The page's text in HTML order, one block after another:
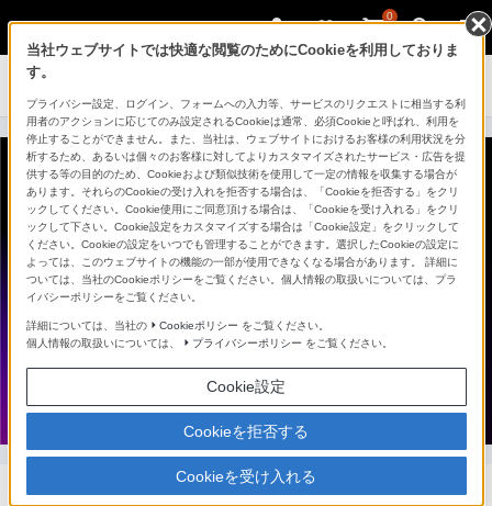
0
ゲーミングギア INZONE™（インゾーン）
当社ウェブサイトでは快適な閲覧のためにCookieを利用しておりま
す。
プライバシー設定、ログイン、フォームへの入力等、サービスのリクエストに相当する利
用者のアクションに応じてのみ設定されるCookieは通常、必須Cookieと呼ばれ、利用を
停止することができません。また、当社は、ウェブサイトにおけるお客様の利用状況を分
析するため、あるいは個々のお客様に対してよりカスタマイズされたサービス・広告を提
供する等の目的のため、Cookieおよび類似技術を使用して一定の情報を収集する場合が
あります。それらのCookieの受け入れを拒否する場合は、「Cookieを拒否する」をクリ
ックしてください。Cookie使用にご同意頂ける場合は、「Cookieを受け入れる」をクリ
ックして下さい。Cookie設定をカスタマイズする場合は「Cookie設定」をクリックして
ください。Cookieの設定をいつでも管理することができます。選択したCookieの設定に
よっては、このウェブサイトの機能の一部が使用できなくなる場合があります。 詳細に
ついては、当社のCookieポリシーをご覧ください。個人情報の取扱いについては、プラ
イバシーポリシーをご覧ください。
詳細については、当社の Cookieポリシー をご覧ください。
個人情報の取扱いについては、
プライバシーポリシー をご覧ください。
Cookie設定
Cookieを拒否する
Cookieを受け入れる